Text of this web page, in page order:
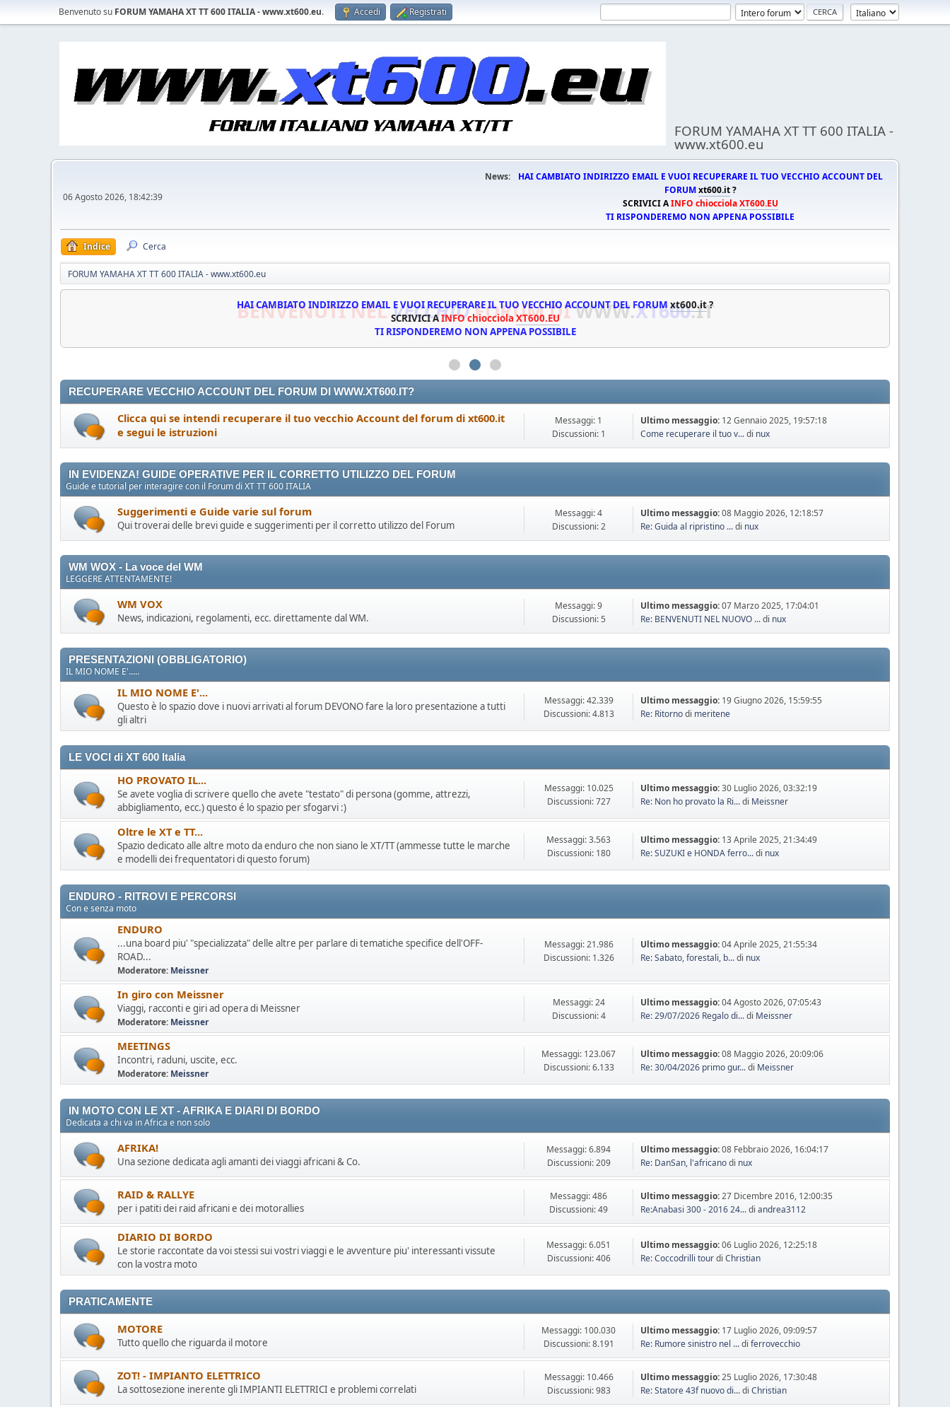
Benvenuto su FORUM YAMAHA XT TT 600 ITALIA - www.xt600.eu. Accedi Registrati
FORUM YAMAHA XT TT 600 ITALIA -
www.xt600.eu
06 Agosto 2026, 18:42:39
News:
HAI CAMBIATO INDIRIZZO EMAIL E VUOI RECUPERARE IL TUO VECCHIO ACCOUNT DEL
FORUMxt600.it?
SCRIVICI AINFO chiocciolaXT600.EU
TI RISPONDEREMO NON APPENA POSSIBILE
Indice Cerca
FORUM YAMAHA XT TT 600 ITALIA - www.xt600.eu
BENVENUTI NELVECCHIOFORUM DIWWW.XT600.IT
HAI CAMBIATO INDIRIZZO EMAIL E VUOI RECUPERARE IL TUO VECCHIO ACCOUNT DEL FORUMxt600.it?
SCRIVICI AINFO chiocciolaXT600.EU
TI RISPONDEREMO NON APPENA POSSIBILE
ATTENZIONE!!!
LE PASSWORD SONO STATE TUTTE RESETTATE!!!PROCEDERE CON IL RECUPERO INDICANDO LA MAIL DE FORUMWWW.XT600.IT
RECUPERARE VECCHIO ACCOUNT DEL FORUM DI WWW.XT600.IT?
Clicca qui se intendi recuperare il tuo vecchio Account del forum di xt600.it
e segui le istruzioni
Messaggi: 1
Discussioni: 1
Ultimo messaggio: 12 Gennaio 2025, 19:57:18
Come recuperare il tuo v...di nux
IN EVIDENZA! GUIDE OPERATIVE PER IL CORRETTO UTILIZZO DEL FORUM
Guide e tutorial per interagire con il Forum di XT TT 600 ITALIA
Suggerimenti e Guide varie sul forum
Qui troverai delle brevi guide e suggerimenti per il corretto utilizzo del Forum
Messaggi: 4
Discussioni: 2
Ultimo messaggio:08 Maggio 2026, 12:18:57
Re: Guida al ripristino ...di nux
WM WOX - La voce del WM
LEGGERE ATTENTAMENTE!
WM VOX
News, indicazioni, regolamenti, ecc. direttamente dal WM.
Messaggi: 9
Discussioni: 5
Ultimo messaggio:07 Marzo 2025, 17:04:01
Re: BENVENUTI NEL NUOVO ...di nux
PRESENTAZIONI (OBBLIGATORIO)
IL MIO NOME E'.....
IL MIO NOME E'...
Questo è lo spazio dove i nuovi arrivati al forum DEVONO fare la loro presentazione a tutti
gli altri
Messaggi: 42.339
Discussioni: 4.813
Ultimo messaggio: 19 Giugno 2026, 15:59:55
Re: Ritornodi meritene
LE VOCI di XT 600 Italia
HO PROVATO IL...
Se avete voglia di scrivere quello che avete "testato" di persona (gomme, attrezzi,
abbigliamento, ecc.) questo é lo spazio per sfogarvi :)
Messaggi: 10.025
Discussioni: 727
Ultimo messaggio:30 Luglio 2026, 03:32:19
Re: Non ho provato la Ri...di Meissner
Oltre le XT e TT...
Spazio dedicato alle altre moto da enduro che non siano le XT/TT (ammesse tutte le marche
e modelli dei frequentatori di questo forum)
Messaggi: 3.563
Discussioni: 180
Ultimo messaggio: 13 Aprile 2025, 21:34:49
Re: SUZUKI e HONDA ferro...di nux
ENDURO - RITROVI E PERCORSI
Con e senza moto
ENDURO
...una board piu' "specializzata" delle altre per parlare di tematiche specifice dell'OFF-
ROAD...
Moderatore: Meissner
Messaggi: 21.986
Discussioni: 1.326
Ultimo messaggio:04 Aprile 2025, 21:55:34
Re: Sabato, forestali, b...di nux
In giro con Meissner
Viaggi, racconti e giri ad opera di Meissner
Moderatore: Meissner
Messaggi: 24
Discussioni: 4
Ultimo messaggio:04 Agosto 2026, 07:05:43
Re: 29/07/2026 Regalo di...di Meissner
MEETINGS
Incontri, raduni, uscite, ecc.
Moderatore: Meissner
Messaggi: 123.067
Discussioni: 6.133
Ultimo messaggio:08 Maggio 2026, 20:09:06
Re: 30/04/2026 primo gur...di Meissner
IN MOTO CON LE XT - AFRIKA E DIARI DI BORDO
Dedicata a chi va in Africa e non solo
AFRIKA!
Una sezione dedicata agli amanti dei viaggi africani & Co.
Messaggi: 6.894
Discussioni: 209
Ultimo messaggio:08 Febbraio 2026, 16:04:17
Re: DanSan, l'africanodi nux
RAID & RALLYE
per i patiti dei raid africani e dei motorallies
Messaggi: 486
Discussioni: 49
Ultimo messaggio:27 Dicembre 2016, 12:00:35
Re:Anabasi 300 - 2016 24...diandrea3112
DIARIO DI BORDO
Le storie raccontate da voi stessi sui vostri viaggi e le avventure piu' interessanti vissute
con la vostra moto
Messaggi: 6.051
Discussioni: 406
Ultimo messaggio:06 Luglio 2026, 12:25:18
Re: Coccodrilli tourdiChristian
PRATICAMENTE
MOTORE
Tutto quello che riguarda il motore
Messaggi: 100.030
Discussioni: 8.191
Ultimo messaggio: 17 Luglio 2026, 09:09:57
Re: Rumore sinistro nel ...diferrovecchio
ZOT! - IMPIANTO ELETTRICO
La sottosezione inerente gli IMPIANTI ELETTRICI e problemi correlati
Messaggi: 10.466
Discussioni: 983
Ultimo messaggio:25 Luglio 2026, 17:30:48
Re: Statore 43f nuovo di...diChristian